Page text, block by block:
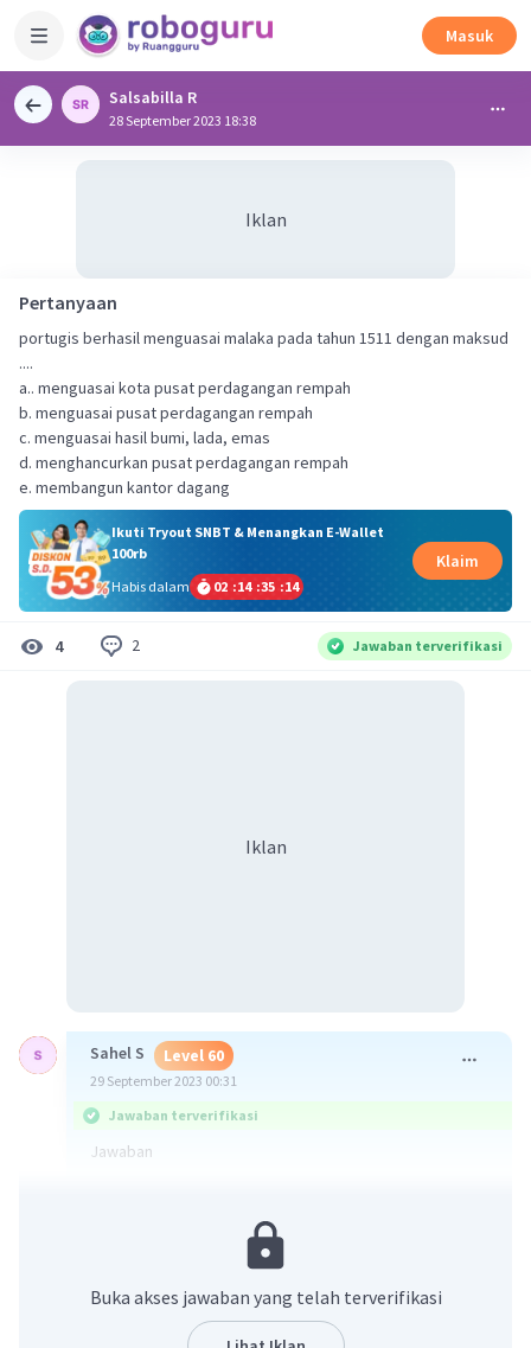
Masuk
Salsabilla R
28 September 2023 18:38
Iklan
Pertanyaan
portugis berhasil menguasai malaka pada tahun 1511 dengan maksud
....
a.. menguasai kota pusat perdagangan rempah
b. menguasai pusat perdagangan rempah
c. menguasai hasil bumi, lada, emas
d. menghancurkan pusat perdagangan rempah
e. membangun kantor dagang
Ikuti Tryout SNBT & Menangkan E-Wallet
100rb
Habis dalam
02 :14 :35 :14
Klaim
4 2 Jawaban terverifikasi
Iklan
Sahel S Level 60
29 September 2023 00:31
Jawaban terverifikasi
Jawaban
b. menguasai pusat perdagangan rempah-rempah
Ketika mereka menduduki Malaka, salah satu tujuan
Buka akses jawaban yang telah terverifikasi